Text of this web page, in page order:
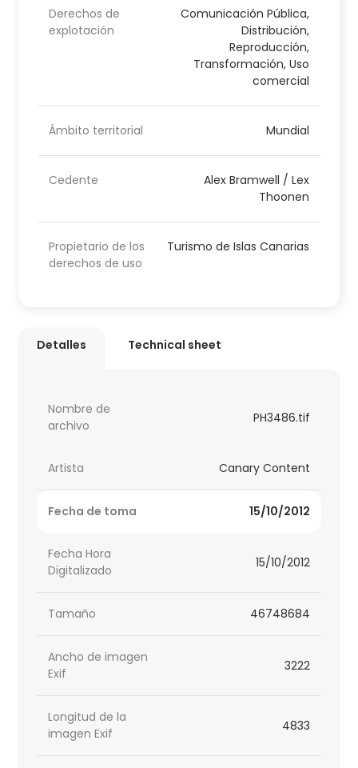
Derechos de
explotación
Comunicación Pública,
Distribución,
Reproducción,
Transformación, Uso
comercial
Ámbito territorial Mundial
Cedente
Alex Bramwell / Lex
Thoonen
Propietario de los
derechos de uso
Turismo de Islas Canarias
Detalles Technical sheet
Nombre de
archivo
PH3486.tif
Artista Canary Content
Fecha de toma 15/10/2012
Fecha Hora
Digitalizado
15/10/2012
Tamaño 46748684
Ancho de imagen
Exif
3222
Longitud de la
imagen Exif
4833